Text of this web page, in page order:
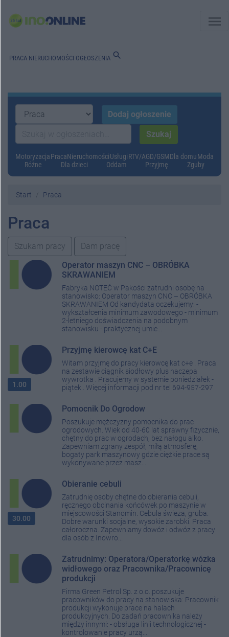
menu
PRACA NIERUCHOMOŚCI OGŁOSZENIA search
MotoryzacjaPracaNieruchomościUsługiRTV/AGD/GSMDla domuModa
Różne
Dla dzieci Oddam Przyjmę Zguby
Start Praca
Praca
Szukam pracy
Dam pracę
Operator maszyn CNC – OBRÓBKA
SKRAWANIEM
Fabryka NOTEĆ w Pakości zatrudni osobę na
stanowisko: Operator maszyn CNC – OBRÓBKA
SKRAWANIEM Od kandydata oczekujemy: -
wykształcenia minimum zawodowego - minimum
2-letniego doświadczenia na podobnym
stanowisku - praktycznej umie...
1.00
Przyjmę kierowcę kat C+E
Witam przyjmę do pracy kierowcę kat c+e . Praca
na zestawie ciągnik siodłowy plus naczepa
wywrotka . Pracujemy w systemie poniedziałek -
piątek . Więcej informacji pod nr tel 694-957-297
Pomocnik Do Ogrodow
Poszukuje mężczyzny pomocnika do prac
ogrodowych. Wiek od 40-60 lat sprawny fizycznie,
chętny do prac w ogrodach, bez nałogu alko.
Zapewniam zgrany zespół, miłą atmosferę,
bogaty park maszynowy gdzie ciężkie prace są
wykonywane przez masz...
30.00
Obieranie cebuli
Zatrudnię osoby chętne do obierania cebuli,
ręcznego obcinania końcówek po maszynie w
miejscowości Stanomin. Cebula świeża, gruba.
Dobre warunki socjalne, wysokie zarobki. Praca
całoroczna. Zapewniamy dowóz i odwóz z pracy
dla osób z Inowro...
Zatrudnimy: Operatora/Operatorkę wózka
widłowego oraz Pracownika/Pracownicę
produkcji
Firma Green Petrol Sp. z o.o. poszukuje
pracowników do pracy na stanowiska: Pracownik
produkcji wykonuje prace na halach
produkcyjnych. Do zadań pracownika należy
między innymi: - obsługa linii technologicznej -
kontrolowanie pracy urzą...